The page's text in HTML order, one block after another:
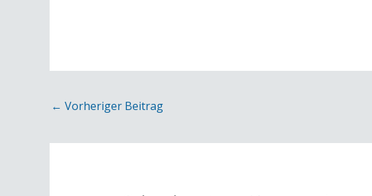
← Vorheriger Beitrag